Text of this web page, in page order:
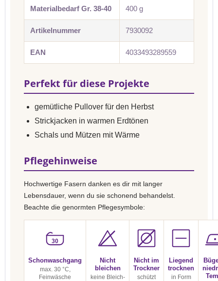
Materialbedarf Gr. 38-40 400 g
Artikelnummer 7930092
EAN 4033493289559
Perfekt für diese Projekte
gemütliche Pullover für den Herbst
Strickjacken in warmen Erdtönen
Schals und Mützen mit Wärme
Pflegehinweise
Hochwertige Fasern danken es dir mit langer
Lebensdauer, wenn du sie schonend behandelst.
Beachte die genormten Pflegesymbole:
30
Schonwaschgang
max. 30 °C,
Feinwäsche
Nicht
bleichen
keine Bleich-
Nicht im
Trockner
schützt
Liegend
trocknen
in Form